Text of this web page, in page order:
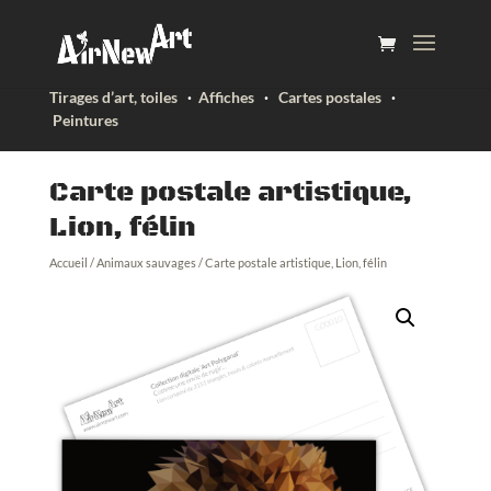
Tirages d’art, toiles· Affiches· Cartes postales·
Peintures
Carte postale artistique,
Lion, félin
Accueil /Animaux sauvages/ Carte postale artistique, Lion, félin